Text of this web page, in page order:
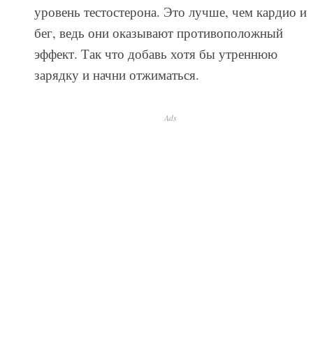
уровень тестостерона. Это лучше, чем кардио и
бег, ведь они оказывают противоположный
эффект. Так что добавь хотя бы утреннюю
зарядку и начни отжиматься.
Ads